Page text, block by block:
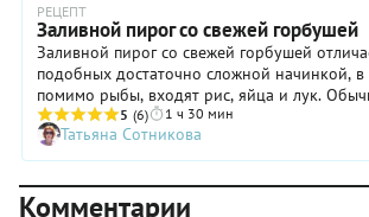
РЕЦЕПТ
Заливной пирог со свежей горбушей
Заливной пирог со свежей горбушей
подобных достаточно сложной начинкой, в
помимо рыбы, входят рис, яйца и лук.
выпечку готовят из основательного теста,
дрожжевого, но мы решили использовать
на яйцах и сметане. И, между прочим,
хуже! Что касается горбуши, мы
свежей, а не консервированной из банки. В
5 (6) 1 ч 30 мин
Татьяна Сотникова
Комментарии